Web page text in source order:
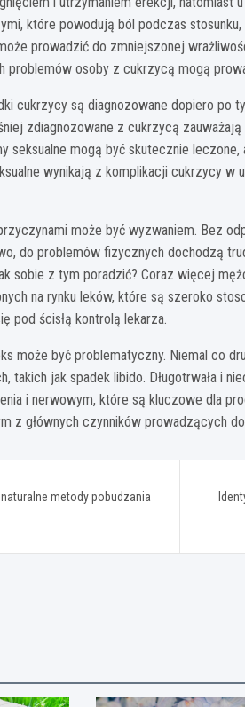
które powodują ból podczas
prowadzić do zmniejszonej
problemów osoby z cukrzycą mogą
cukrzycy są diagnozowane dopiero po
zdiagnozowane z cukrzycą
seksualne mogą być skutecznie
wynikają z komplikacji cukrzycy w
może być wyzwaniem. Bez
do problemów fizycznych dochodzą
sobie z tym poradzić? Coraz więcej
na rynku leków, które są szeroko
pod ścisłą kontrolą lekarza.
może być problematyczny. Niemal co
takich jak spadek libido. Długotrwała i
i nerwowym, które są kluczowe dla
z głównych czynników prowadzących
metody pobudzania